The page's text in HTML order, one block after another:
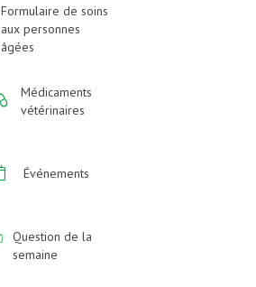
Formulaire de soins
aux personnes
âgées
Médicaments
vétérinaires
Événements
Question de la
semaine